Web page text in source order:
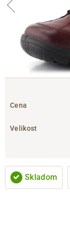
Cena
Velikost
Skladom